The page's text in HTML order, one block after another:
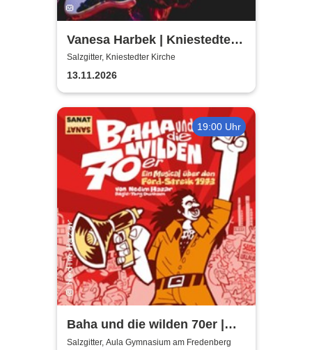
Vanesa Harbek | Kniestedter
Kirche
Salzgitter, Kniestedter Kirche
13.11.2026
19:00 Uhr
Baha und die wilden 70er |
Aula Gymnasium am
Salzgitter, Aula Gymnasium am Fredenberg